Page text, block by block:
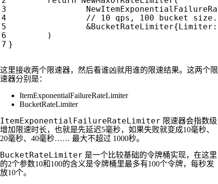
&BucketRateLimiter{Limiter :
)
}
这里接收两个限速器，然后看谁凶就用谁的限速结果。这两个限
速器分别是：
ItemExponentialFailureRateLimiter
BucketRateLimiter
ItemExponentialFailureRateLimiter 限速器会指数级
增加限速时长，也就是先延迟5毫秒，如果失败就变成10毫秒、
20毫秒、40毫秒…… 最大不超过 1000秒。
BucketRateLimiter 是一个比较基础的令牌桶实现，在这里
的2个参数10和100的含义是令牌桶里最多有100个令牌，每秒发
放10个。